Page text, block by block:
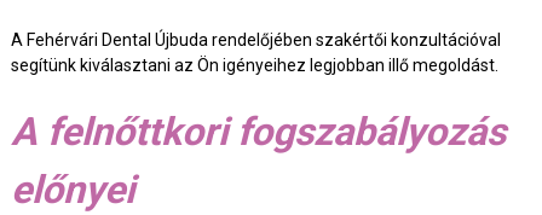
A Fehérvári Dental Újbuda rendelőjében szakértői konzultációval
segítünk kiválasztani az Ön igényeihez legjobban illő megoldást.
A felnőttkori fogszabályozás
előnyei